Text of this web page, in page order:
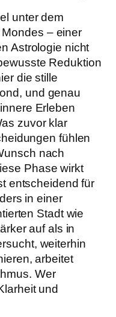
unter dem
– einer
Astrologie nicht
Reduktion
die stille
und genau
Erleben
zuvor klar
fühlen
nach
Phase wirkt
entscheidend für
in einer
Stadt wie
auf als in
weiterhin
arbeitet
Wer
und